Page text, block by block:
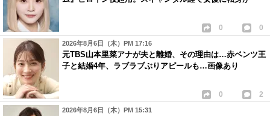
0 0
2026年8月6日（木）PM 17:16
元TBS山本里菜アナが夫と離婚、その理由は…赤ベンツ王
子と結婚4年、ラブラブぶりアピールも…画像あり
0 2
2026年8月6日（木）PM 15:31